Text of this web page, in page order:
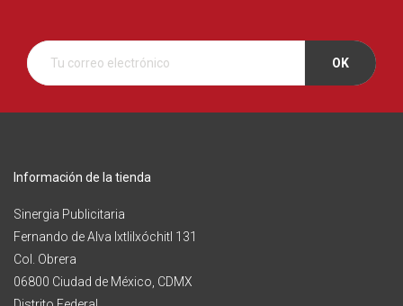
Información de la tienda
Sinergia Publicitaria
Fernando de Alva Ixtlilxóchitl 131
Col. Obrera
06800 Ciudad de México, CDMX